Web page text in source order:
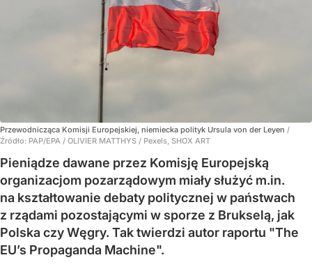
Przewodnicząca Komisji Europejskiej, niemiecka polityk Ursula von der Leyen /
Źródło: PAP/EPA / OLIVIER MATTHYS / Pexels, SHOX ART
Pieniądze dawane przez Komisję Europejską
organizacjom pozarządowym miały służyć m.in.
na kształtowanie debaty politycznej w państwach
z rządami pozostającymi w sporze z Brukselą, jak
Polska czy Węgry. Tak twierdzi autor raportu "The
EU’s Propaganda Machine".